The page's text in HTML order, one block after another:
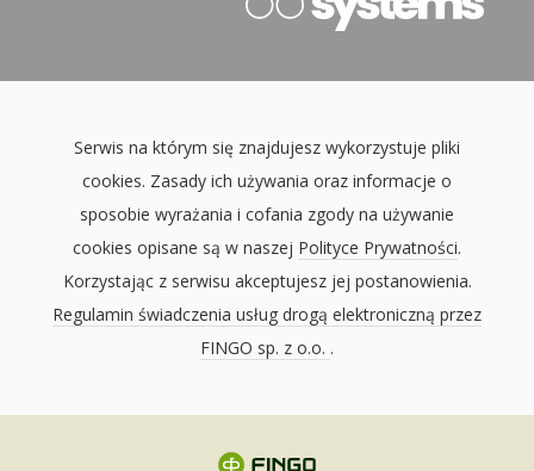
Serwis na którym się znajdujesz wykorzystuje pliki
cookies. Zasady ich używania oraz informacje o
sposobie wyrażania i cofania zgody na używanie
cookies opisane są w naszej Polityce Prywatności.
Korzystając z serwisu akceptujesz jej postanowienia.
Regulamin świadczenia usług drogą elektroniczną przez
FINGO sp. z o.o. .